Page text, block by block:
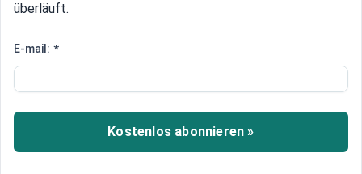
Behandlung in Deutschland
Bundeswehr fliegt Verletzte vom
Maidan nach Deutschland
Die Bundeswehr fliegt 50 Verletzte aus Kiew aus,
überläuft.
E-mail: *
Kostenlos abonnieren »